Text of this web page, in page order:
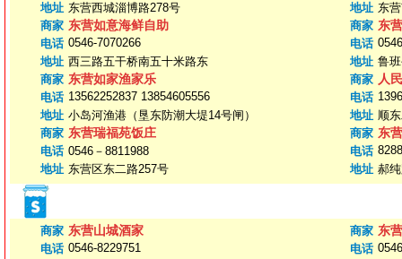
地址 东营西城淄博路278号
地址 东
商家 东营如意海鲜自助
电话 0546-7070266
地址 西三路五干桥南五十米路东
商家 东
电话
地址 鲁
商家 东营如家渔家乐
电话 13562252837 13854605556
地址 小岛河渔港（垦东防潮大堤14号闸）
商家 人
电话
地址 顺
商家 东营瑞福苑饭庄
电话 0546－8811988
地址 东营区东二路257号
商家 东
电话
地址 郝
商家 东营山城酒家
电话 0546-8229751
商家 东
电话